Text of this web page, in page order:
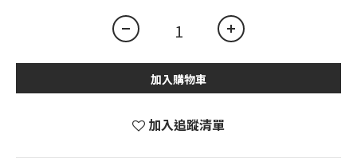
加入購物車
加入追蹤清單